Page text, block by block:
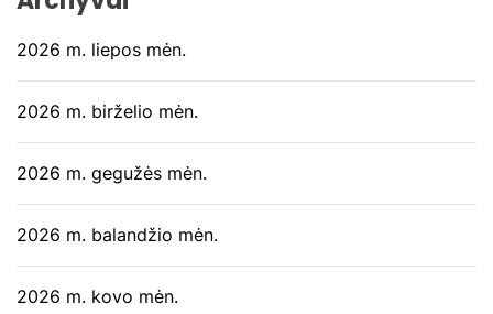
2026 m. liepos mėn.
2026 m. birželio mėn.
2026 m. gegužės mėn.
2026 m. balandžio mėn.
2026 m. kovo mėn.